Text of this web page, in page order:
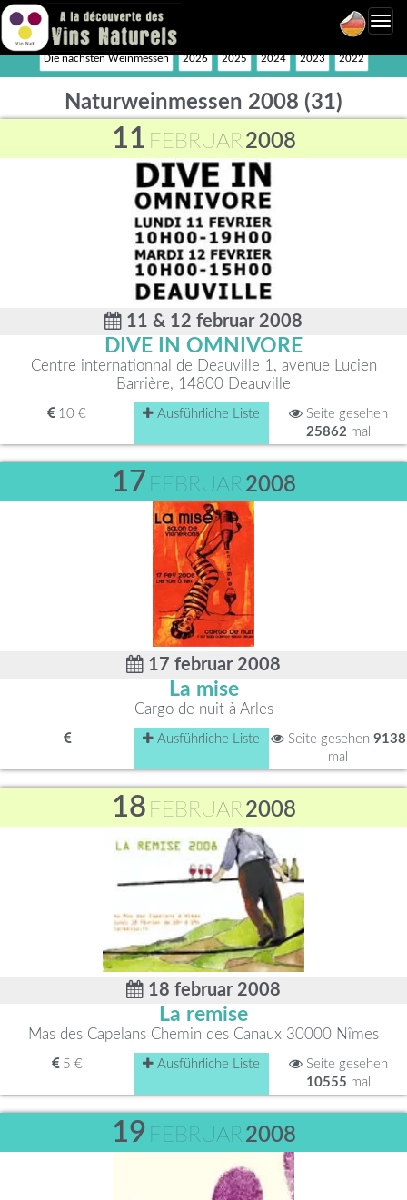
Die nächsten Weinmessen 2026 2025 2024 2023 2022
Naturweinmessen 2008 (31)
11 FEBRUAR2008
11 & 12 februar 2008
DIVE IN OMNIVORE
Centre internationnal de Deauville 1, avenue Lucien
Barrière, 14800 Deauville
10 € Ausführliche Liste
Seite gesehen
25862 mal
17 FEBRUAR2008
17 februar 2008
La mise
Cargo de nuit à Arles
Ausführliche Liste Seite gesehen 9138
mal
18 FEBRUAR2008
18 februar 2008
La remise
Mas des Capelans Chemin des Canaux 30000 Nîmes
5 € Ausführliche Liste
Seite gesehen
10555 mal
19 FEBRUAR2008